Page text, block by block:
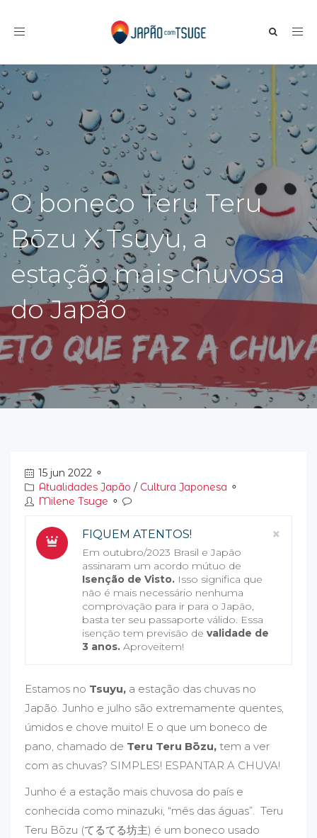
Toggle navigation
O boneco Teru Teru
Bōzu X Tsuyu, a
estação mais chuvosa
do Japão
15 jun 2022 ⚬
Atualidades Japão / Cultura Japonesa ⚬
Milene Tsuge ⚬
×
FIQUEM ATENTOS!
Em outubro/2023 Brasil e Japão
assinaram um acordo mútuo de
Isenção de Visto. Isso significa que
não é mais necessário nenhuma
comprovação para ir para o Japão,
basta ter seu passaporte válido. Essa
isenção tem previsão de validade de
3 anos. Aproveitem!
Estamos no Tsuyu, a estação das chuvas no
Japão. Junho e julho são extremamente quentes,
úmidos e chove muito! E o que um boneco de
pano, chamado de Teru Teru Bōzu, tem a ver
com as chuvas? SIMPLES! ESPANTAR A CHUVA!
Junho é a estação mais chuvosa do país e
conhecida como minazuki, “mês das águas”. Teru
Teru Bōzu (てるてる坊主) é um boneco usado